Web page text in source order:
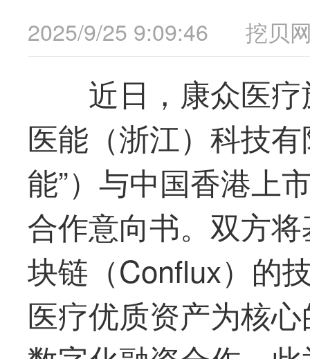
2025/9/25 9:09:46 挖贝
近日， 康众医疗
医能（浙江）科技
能”）与中国香港 上
合作意向书。双方
块链（Conflux）的
医疗优质资产为核